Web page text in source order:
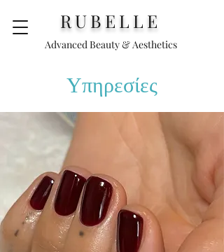
RUBELLE
Advanced Beauty & Aesthetics
Υπηρεσίες